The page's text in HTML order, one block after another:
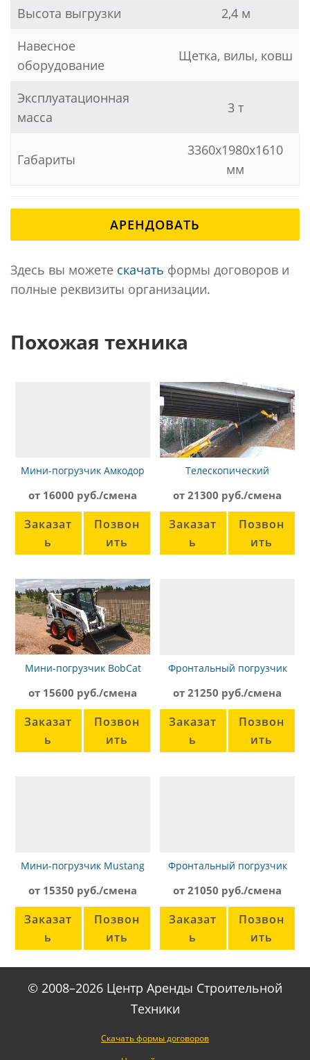
Высота выгрузки
2,4 м
Навесное
оборудование
Щетка, вилы, ковш
Эксплуатационная
масса
3 т
Габариты
3360x1980x1610
мм
АРЕНДОВАТЬ
Здесь вы можете скачать формы договоров и
полные реквизиты организации.
Похожая техника
Мини-погрузчик Амкодор
от 16000 руб./смена
Заказат
ь
Позвон
ить
Телескопический
от 21300 руб./смена
Заказат
ь
Позвон
ить
Мини-погрузчик BobCat
от 15600 руб./смена
Заказат
ь
Позвон
ить
Фронтальный погрузчик
от 21250 руб./смена
Заказат
ь
Позвон
ить
Мини-погрузчик Mustang
от 15350 руб./смена
Заказат
ь
Позвон
ить
Фронтальный погрузчик
от 21050 руб./смена
Заказат
ь
Позвон
ить
© 2008–2026 Центр Аренды Строительной
Техники
Скачать формы договоров